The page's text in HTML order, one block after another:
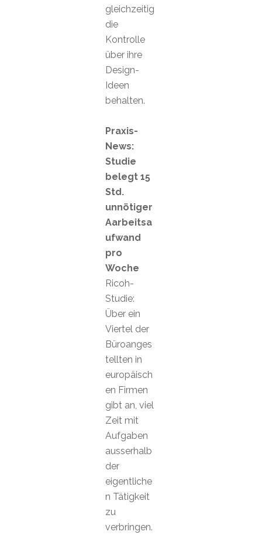
gleichzeitig
die
Kontrolle
über ihre
Design-
Ideen
behalten.
Praxis-
News:
Studie
belegt 15
Std.
unnötiger
Aarbeitsa
ufwand
pro
Woche
Ricoh-
Studie:
Über ein
Viertel der
Büroanges
tellten in
europäisch
en Firmen
gibt an, viel
Zeit mit
Aufgaben
ausserhalb
der
eigentliche
n Tätigkeit
zu
verbringen.